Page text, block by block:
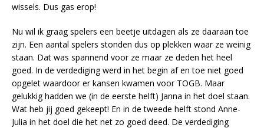
wissels. Dus gas erop!
Nu wil ik graag spelers een beetje uitdagen als ze daaraan toe
zijn. Een aantal spelers stonden dus op plekken waar ze weinig
staan. Dat was spannend voor ze maar ze deden het heel
goed. In de verdediging werd in het begin af en toe niet goed
opgelet waardoor er kansen kwamen voor TOGB. Maar
gelukkig hadden we (in de eerste helft) Janna in het doel staan.
Wat heb jij goed gekeept! En in de tweede helft stond Anne-
Julia in het doel die het net zo goed deed. De verdediging